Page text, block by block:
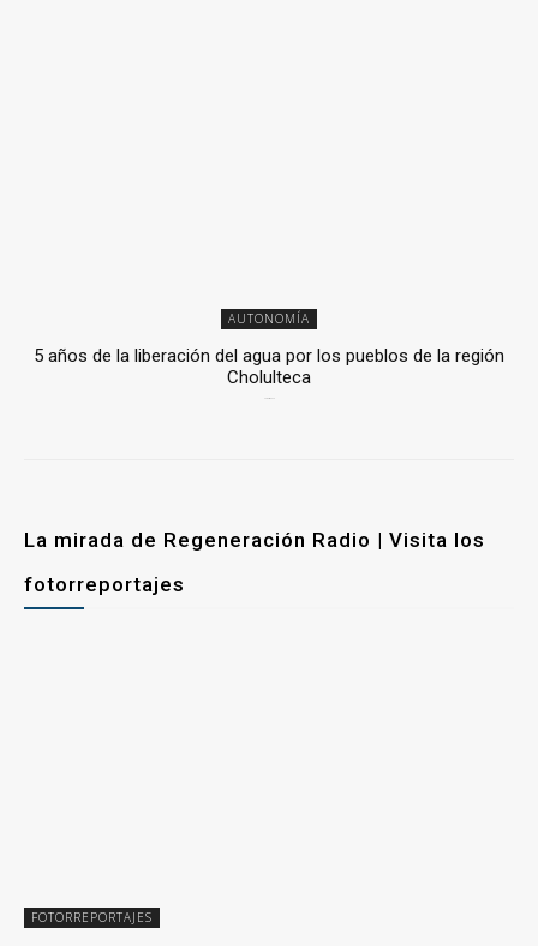
AUTONOMÍA
5 años de la liberación del agua por los pueblos de la región
Cholulteca
La mirada de Regeneración Radio | Visita los
fotorreportajes
FOTORREPORTAJES